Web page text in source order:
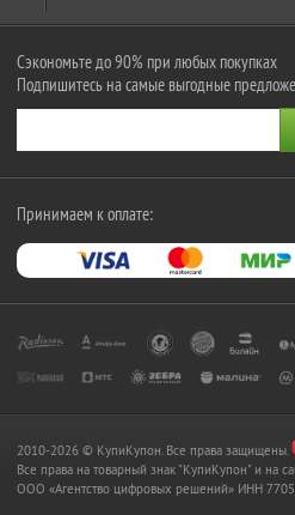
Сэкономьте до 90% при любых покупках
Подпишитесь на самые выгодные
Принимаем к оплате:
2010-2026 © КупиКупон. Все права защищены.
Все права на товарный знак "КупиКупон" и на
OOO «Агентство цифровых решений» ИНН